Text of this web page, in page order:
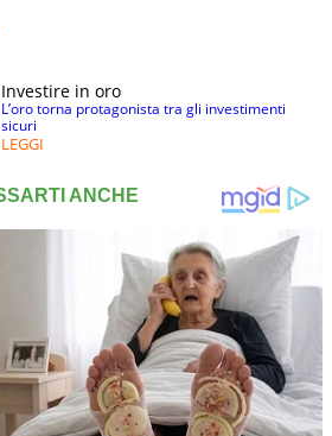
Investire in oro
L’oro torna protagonista tra gli investimenti
sicuri
LEGGI